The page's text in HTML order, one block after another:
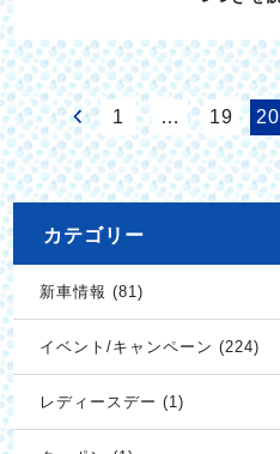
1 … 19 20
カテゴリー
新車情報 (81)
イベント/キャンペーン (224)
レディースデー (1)